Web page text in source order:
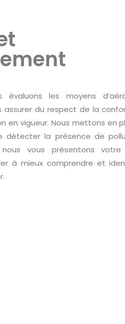
évaluons les moyens
assurer du respect de la
en vigueur. Nous mettons en
détecter la présence de
nous vous présentons
à mieux comprendre et